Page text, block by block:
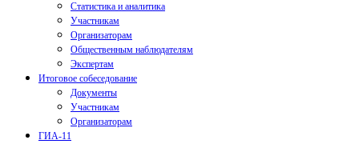
Статистика и аналитика
Участникам
Организаторам
Общественным наблюдателям
Экспертам
Итоговое собеседование
Документы
Участникам
Организаторам
ГИА-11